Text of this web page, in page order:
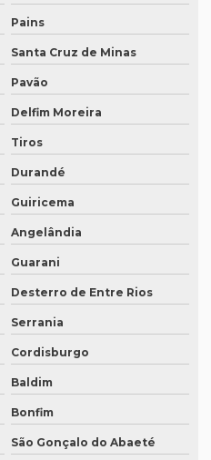
em francês
em italiano
em mg
portugues
Pains
Santa Cruz de Minas
Pavão
Delfim Moreira
Tiros
Durandé
Guiricema
Angelândia
Guarani
Desterro de Entre Rios
Serrania
Cordisburgo
Baldim
Bonfim
São Gonçalo do Abaeté